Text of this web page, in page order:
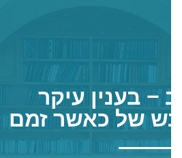
– בענין עיקר
של כאשר זמם